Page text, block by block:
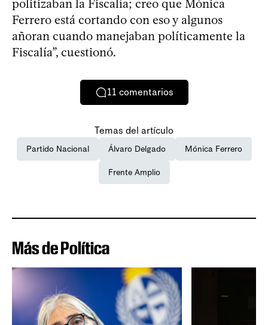
politizaban la Fiscalía; creo que Mónica
Ferrero está cortando con eso y algunos
añoran cuando manejaban políticamente la
Fiscalía”, cuestionó.
11 comentarios
Temas del artículo
Partido Nacional Álvaro Delgado Mónica Ferrero
Frente Amplio
Más de Política